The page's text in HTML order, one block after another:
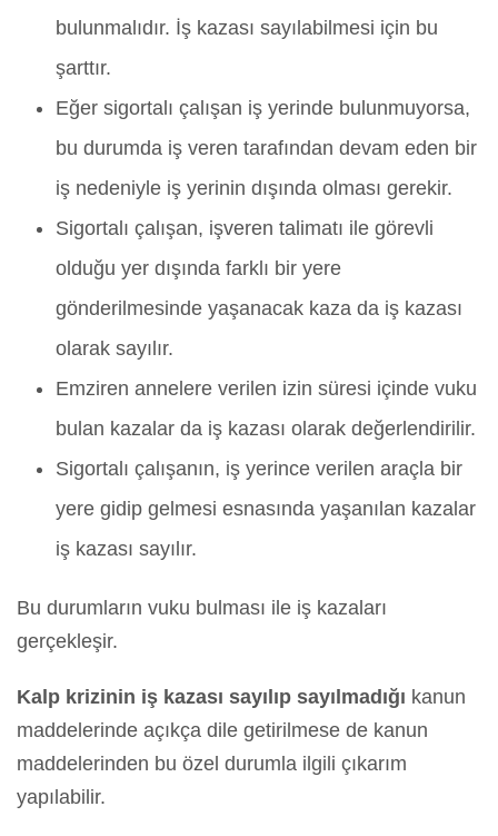
bulunmalıdır. İş kazası sayılabilmesi için bu
şarttır.
Eğer sigortalı çalışan iş yerinde bulunmuyorsa,
bu durumda iş veren tarafından devam eden bir
iş nedeniyle iş yerinin dışında olması gerekir.
Sigortalı çalışan, işveren talimatı ile görevli
olduğu yer dışında farklı bir yere
gönderilmesinde yaşanacak kaza da iş kazası
olarak sayılır.
Emziren annelere verilen izin süresi içinde vuku
bulan kazalar da iş kazası olarak değerlendirilir.
Sigortalı çalışanın, iş yerince verilen araçla bir
yere gidip gelmesi esnasında yaşanılan kazalar
iş kazası sayılır.
Bu durumların vuku bulması ile iş kazaları
gerçekleşir.
Kalp krizinin iş kazası sayılıp sayılmadığı kanun
maddelerinde açıkça dile getirilmese de kanun
maddelerinden bu özel durumla ilgili çıkarım
yapılabilir.